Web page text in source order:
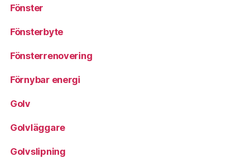
Fönster
Fönsterbyte
Fönsterrenovering
Förnybar energi
Golv
Golvläggare
Golvslipning